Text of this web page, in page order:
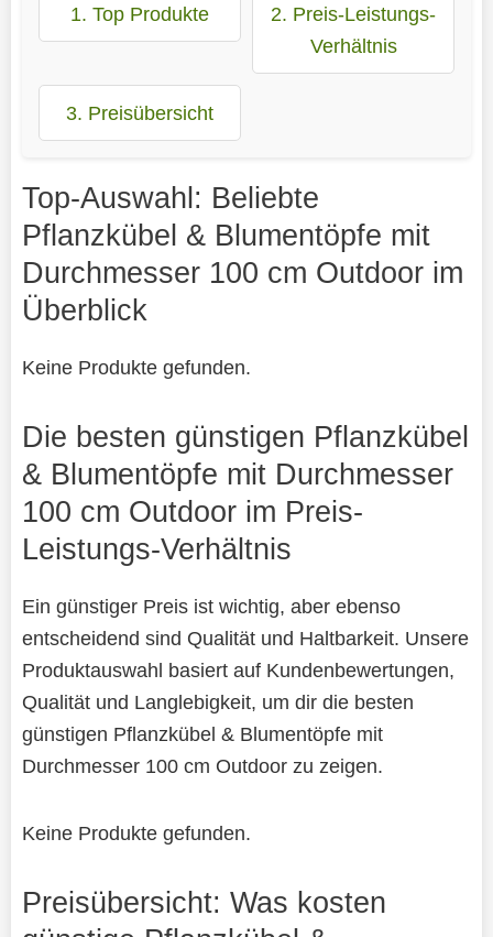
1. Top Produkte
2. Preis-Leistungs-
Verhältnis
3. Preisübersicht
Top-Auswahl: Beliebte
Pflanzkübel & Blumentöpfe mit
Durchmesser 100 cm Outdoor im
Überblick
Keine Produkte gefunden.
Die besten günstigen Pflanzkübel
& Blumentöpfe mit Durchmesser
100 cm Outdoor im Preis-
Leistungs-Verhältnis
Ein günstiger Preis ist wichtig, aber ebenso
entscheidend sind Qualität und Haltbarkeit. Unsere
Produktauswahl basiert auf Kundenbewertungen,
Qualität und Langlebigkeit, um dir die besten
günstigen Pflanzkübel & Blumentöpfe mit
Durchmesser 100 cm Outdoor zu zeigen.
Keine Produkte gefunden.
Preisübersicht: Was kosten